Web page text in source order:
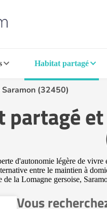
Habitat partagé
Saramon (32450)
d'autonomie légère de
entre le maintien à
la Lomagne gersoise,
Vous